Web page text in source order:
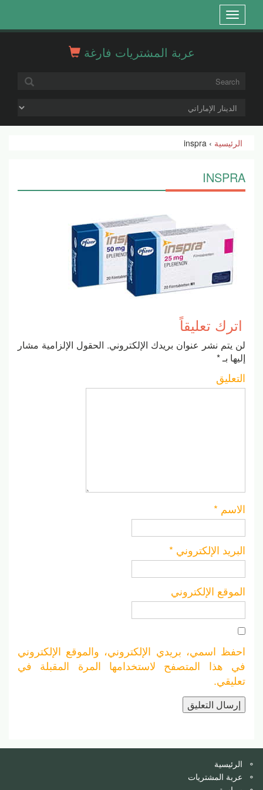
عربة المشتريات فارغة
Open
menu
الرئيسية › inspra
INSPRA
اترك تعليقاً
لن يتم نشر عنوان بريدك الإلكتروني. الحقول الإلزامية مشار
إليها بـ*
التعليق
الاسم *
البريد الإلكتروني *
الموقع الإلكتروني
احفظ اسمي، بريدي الإلكتروني، والموقع الإلكتروني
في هذا المتصفح لاستخدامها المرة المقبلة في
تعليقي.
الرئيسية
عربة المشتريات